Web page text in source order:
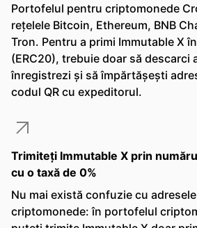
Portofelul pentru criptomonede
rețelele Bitcoin, Ethereum, BNB
Tron. Pentru a primi Immutable X
(ERC20), trebuie doar să descarci
înregistrezi și să împărtășești
codul QR cu expeditorul.
Trimiteți Immutable X prin
cu o taxă de 0%
Nu mai există confuzie cu
criptomonede: în portofelul